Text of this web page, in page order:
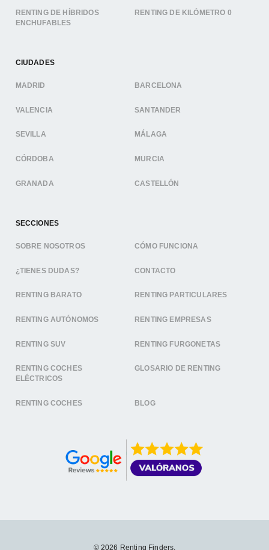
RENTING DE HÍBRIDOS
ENCHUFABLES
RENTING DE KILÓMETRO 0
CIUDADES
MADRID BARCELONA
VALENCIA SANTANDER
SEVILLA MÁLAGA
CÓRDOBA MURCIA
GRANADA CASTELLÓN
SECCIONES
SOBRE NOSOTROS CÓMO FUNCIONA
¿TIENES DUDAS? CONTACTO
RENTING BARATO RENTING PARTICULARES
RENTING AUTÓNOMOS RENTING EMPRESAS
RENTING SUV RENTING FURGONETAS
RENTING COCHES
ELÉCTRICOS
GLOSARIO DE RENTING
RENTING COCHES BLOG
© 2026 Renting Finders.